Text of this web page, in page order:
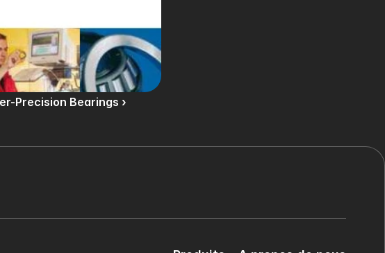
Precision Bearings ›